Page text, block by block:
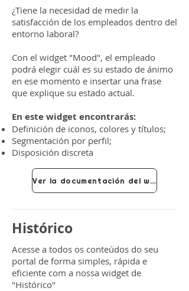
¿Tiene la necesidad de medir la
satisfacción de los empleados dentro del
entorno laboral?
Con el widget "Mood", el empleado
podrá elegir cuál es su estado de ánimo
en ese momento e insertar una frase
que explique su estado actual.
En este widget encontrarás:
Definición de iconos, colores y títulos;
Segmentación por perfil;
Disposición discreta
Ver la documentación del widget
Histórico
Acesse a todos os conteúdos do seu
portal de forma simples, rápida e
eficiente com a nossa widget de
"Histórico"